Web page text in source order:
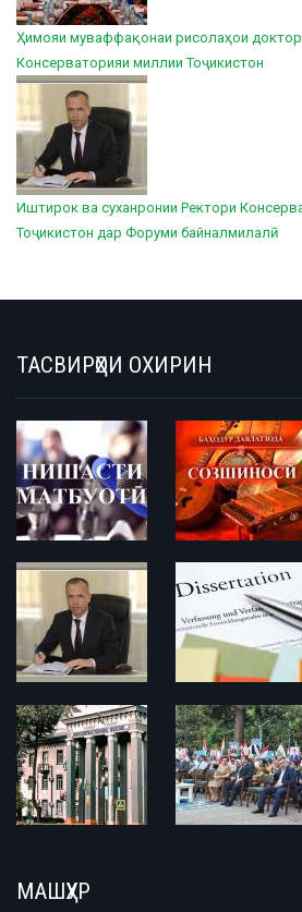
Ҳимояи муваффақонаи рисолаҳои
Консерваторияи миллии Тоҷикистон
Иштирок ва суханронии Ректори
Тоҷикистон дар Форуми байналмилалӣ
ТАСВИРҲОИ ОХИРИН
МАШҲУР